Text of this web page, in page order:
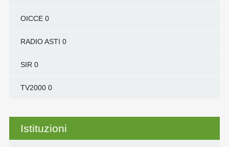
OICCE0
RADIO ASTI 0
SIR 0
TV20000
Istituzioni